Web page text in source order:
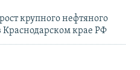
крупного нефтяного
Краснодарском крае РФ